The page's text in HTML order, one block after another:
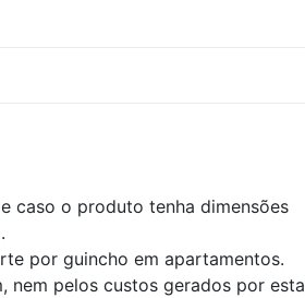
caso o produto tenha dimensões
por guincho em apartamentos.
nem pelos custos gerados por esta